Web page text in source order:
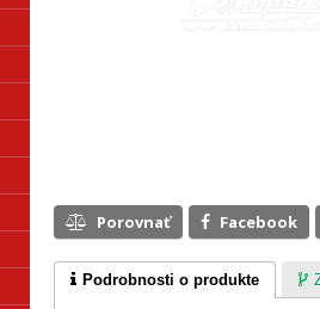
Porovnať Facebook
Podrobnosti o produkte